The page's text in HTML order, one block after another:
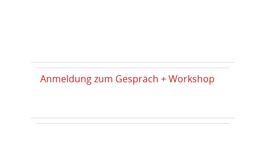
Anmeldung zum Gespräch + Workshop